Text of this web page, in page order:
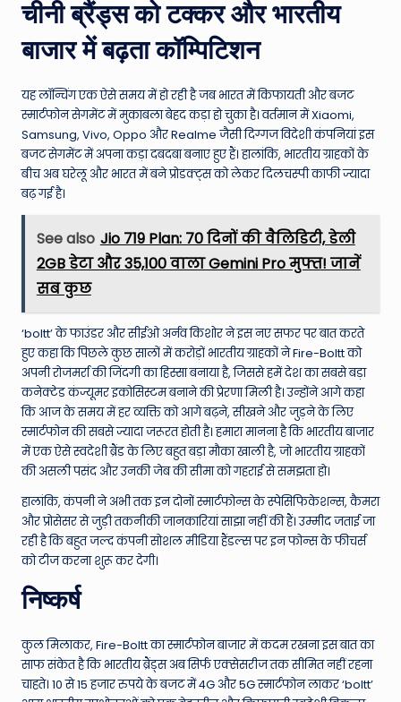
चीनी ब्रैंड्स को टक्कर और भारतीय
बाजार में बढ़ता कॉम्पिटिशन
यह लॉन्चिंग एक ऐसे समय में हो रही है जब भारत में किफायती और बजट
स्मार्टफोन सेगमेंट में मुकाबला बेहद कड़ा हो चुका है। वर्तमान में Xiaomi,
Samsung, Vivo, Oppo और Realme जैसी दिग्गज विदेशी कंपनियां इस
बजट सेगमेंट में अपना कड़ा दबदबा बनाए हुए हैं। हालांकि, भारतीय ग्राहकों के
बीच अब घरेलू और भारत में बने प्रोडक्ट्स को लेकर दिलचस्पी काफी ज्यादा
बढ़ गई है।
See also Jio 719 Plan: 70 दिनों की वैलिडिटी, डेली
2GB डेटा और ₹35,100 वाला Gemini Pro मुफ्त! जानें
सब कुछ
‘boltt’ के फाउंडर और सीईओ अर्नव किशोर ने इस नए सफर पर बात करते
हुए कहा कि पिछले कुछ सालों में करोड़ों भारतीय ग्राहकों ने Fire-Boltt को
अपनी रोजमर्रा की जिंदगी का हिस्सा बनाया है, जिससे हमें देश का सबसे बड़ा
कनेक्टेड कंज्यूमर इकोसिस्टम बनाने की प्रेरणा मिली है। उन्होंने आगे कहा
कि आज के समय में हर व्यक्ति को आगे बढ़ने, सीखने और जुड़ने के लिए
स्मार्टफोन की सबसे ज्यादा जरूरत होती है। हमारा मानना है कि भारतीय बाजार
में एक ऐसे स्वदेशी ब्रैंड के लिए बहुत बड़ा मौका खाली है, जो भारतीय ग्राहकों
की असली पसंद और उनकी जेब की सीमा को गहराई से समझता हो।
हालांकि, कंपनी ने अभी तक इन दोनों स्मार्टफोन्स के स्पेसिफिकेशन्स, कैमरा
और प्रोसेसर से जुड़ी तकनीकी जानकारियां साझा नहीं की हैं। उम्मीद जताई जा
रही है कि बहुत जल्द कंपनी सोशल मीडिया हैंडल्स पर इन फोन्स के फीचर्स
को टीज करना शुरू कर देगी।
निष्कर्ष
कुल मिलाकर, Fire-Boltt का स्मार्टफोन बाजार में कदम रखना इस बात का
साफ संकेत है कि भारतीय ब्रैंड्स अब सिर्फ एक्सेसरीज तक सीमित नहीं रहना
चाहते। 10 से 15 हजार रुपये के बजट में 4G और 5G स्मार्टफोन लाकर ‘boltt’